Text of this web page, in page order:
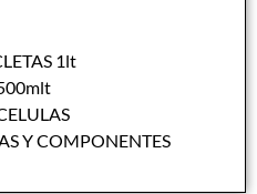
1lt
Y COMPONENTES